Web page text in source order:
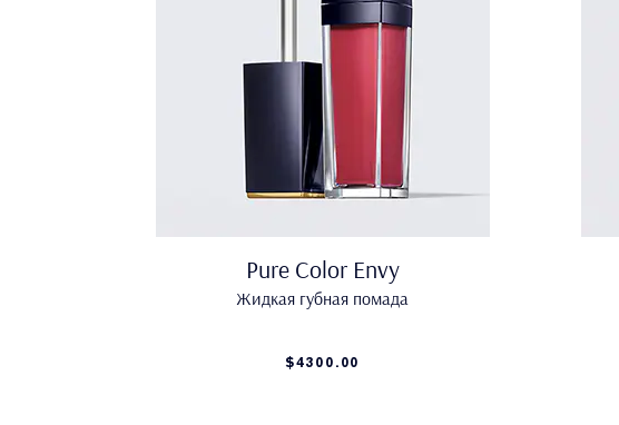
Pure Color Envy
Жидкая губная помада
$4300.00